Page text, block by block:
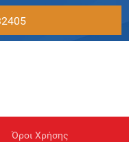
Όροι Χρήσης